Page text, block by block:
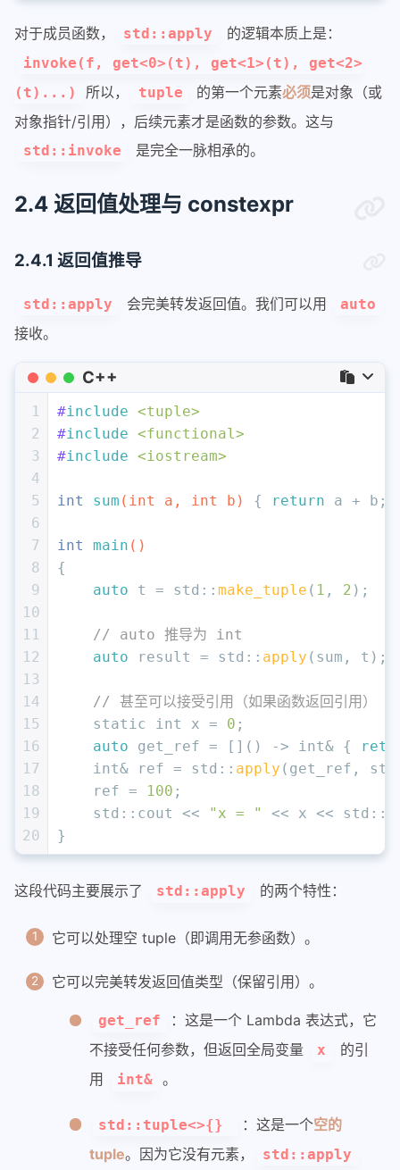
38
39
41
42
43
45
46
48
// 我们要调用 show，需要: 对象, 参数1,
// 注意：这里如果用 ref(m) 或 &m 比较好
    std::
(&Multiplier::show,
// --- 正确示范 3：使用 std::ref 避免
Multiplier m2(5);
    std::
apply (&Multiplier::show,
}
对于成员函数， std::apply 的逻辑本质上是：
invoke(f, get<0>(t), get<1>(t), get<2>
(t)...)
所以， tuple 的第一个元素必须是对象（或
对象指针/引用），后续元素才是函数的参数。这与
std::invoke 是完全一脉相承的。
2.4 返回值处理与 constexpr
2.4.1 返回值推导
std::apply 会完美转发返回值。我们可以用 auto
接收。
C++
1
2
3
4
5
6
7
8
9
10
11
12
13
14
15
16
17
18
19
20
#include <tuple>
#include <functional>
#include <iostream>
int sum ( int a, int b) { return a + b;
int main ()
{
auto t = std:: make_tuple ( 1 , 2 );
// auto 推导为 int
auto result = std:: apply (sum, t);
// 甚至可以接受引用（如果函数返回引用）
static
int x = 0 ;
auto get_ref = []() -> int& {
int& ref = std:: apply (get_ref,
    ref =
100 ;
    std::cout <<
"x = "
<< x <<
}
这段代码主要展示了 std::apply 的两个特性：
它可以处理空 tuple（即调用无参函数）。
它可以完美转发返回值类型（保留引用）。
get_ref
：这是一个 Lambda 表达式，它
不接受任何参数，但返回全局变量
x
的引
用
int& 。
std::tuple<>{} ：这是一个空的
tuple。因为它没有元素， std::apply